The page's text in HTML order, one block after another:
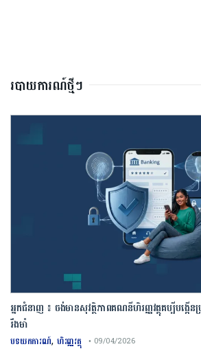
របាយការណ៍ថ្មីៗ
អ្នកជំនាញ ៖ ចង់មានសុវត្ថិភាពគណនីហិរញ្ញវត្ថុគប្បីបង្កើន
រឹងមាំ
បទយកការណ៍, ហិរញ្ញវត្ថុ • 09/04/2026